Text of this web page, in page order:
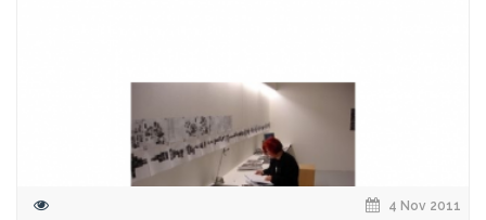
4 Nov 2011